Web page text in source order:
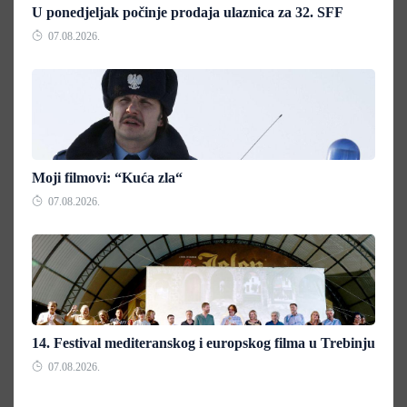
U ponedjeljak počinje prodaja ulaznica za 32. SFF
07.08.2026.
Moji filmovi: “Kuća zla“
07.08.2026.
14. Festival mediteranskog i europskog filma u Trebinju
07.08.2026.